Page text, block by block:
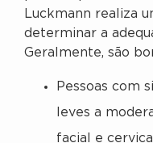
Luckmann realiza
determinar a
Geralmente, são
Pessoas com
leves a
facial e